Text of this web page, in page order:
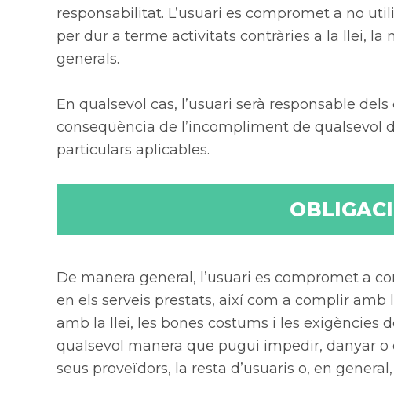
responsabilitat. L’usuari es compromet a no
per dur a terme activitats contràries a la llei, la
generals.
En qualsevol cas, l’usuari serà responsable
conseqüència de l’incompliment de qualsevol
particulars aplicables.
De manera general, l’usuari es compromet a
en els serveis prestats, així com a complir amb
amb la llei, les bones costums i les exigències
qualsevol manera que pugui impedir, danyar
seus proveïdors, la resta d’usuaris o, en